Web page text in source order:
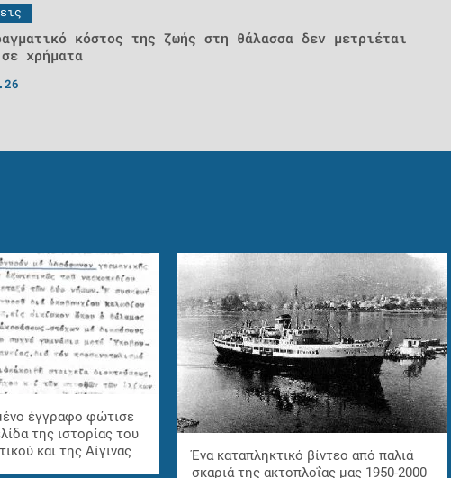
κόστος της ζωής στη θάλασσα δεν μετριέται
χρήματα
έγγραφο φώτισε
της ιστορίας του
και της Αίγινας
Ένα καταπληκτικό βίντεο από παλιά
σκαριά της ακτοπλοΐας μας 1950-2000